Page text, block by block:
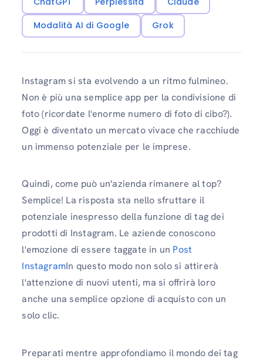
Modalità AI di Google
Grok
Instagram si sta evolvendo a un ritmo fulmineo.
Non è più una semplice app per la condivisione di
foto (ricordate l'enorme numero di foto di cibo?).
Oggi è diventato un mercato vivace che racchiude
un immenso potenziale per le imprese.
Quindi, come può un'azienda rimanere al top?
Semplice! La risposta sta nello sfruttare il
potenziale inespresso della funzione di tag dei
prodotti di Instagram. Le aziende conoscono
l'emozione di essere taggate in un Post
InstagramIn questo modo non solo si attirerà
l'attenzione di nuovi utenti, ma si offrirà loro
anche una semplice opzione di acquisto con un
solo clic.
Preparati mentre approfondiamo il mondo dei tag